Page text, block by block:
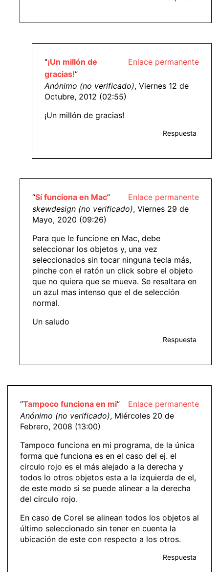
Enlace permanente
“¡Un millón de
gracias!”
Anónimo (no verificado), Viernes 12 de
Octubre, 2012 (02:55)
¡Un millón de gracias!
Respuesta
Enlace permanente
“Sí funciona en Mac”
skewdesign (no verificado), Viernes 29 de
Mayo, 2020 (09:26)
Para que le funcione en Mac, debe
seleccionar los objetos y, una vez
seleccionados sin tocar ninguna tecla más,
pinche con el ratón un click sobre el objeto
que no quiera que se mueva. Se resaltara en
un azul mas intenso que el de selección
normal.
Un saludo
Respuesta
Enlace permanente
“Tampoco funciona en mi”
Anónimo (no verificado), Miércoles 20 de
Febrero, 2008 (13:00)
Tampoco funciona en mi programa, de la única
forma que funciona es en el caso del ej. el
circulo rojo es el más alejado a la derecha y
todos lo otros objetos esta a la izquierda de el,
de este modo si se puede alinear a la derecha
del circulo rojo.
En caso de Corel se alinean todos los objetos al
último seleccionado sin tener en cuenta la
ubicación de este con respecto a los otros.
Respuesta